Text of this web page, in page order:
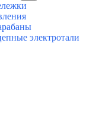
электротали